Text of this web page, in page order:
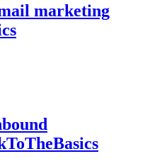
marketing